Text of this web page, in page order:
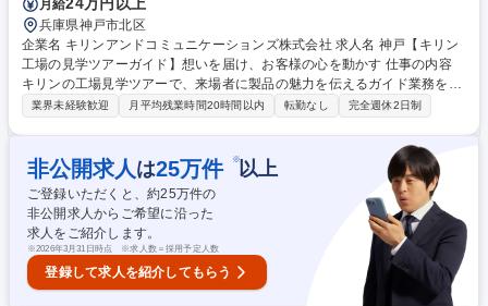
を届け、お客様の心を動かす
月給
兵庫県神戸市北区
企業名 キリンアンドコミュニケーションズ株式会社 求人名 神戸【キリン
工場の見学ツアーガイド】想いを届け、お客様の心を動かす 仕事の内容
キリンの工場見学ツアーで、来場者に製品の魅力を伝えるガイド業務をお
任せします。ツアーは約80分。製品の素材や製造工程、企業のこだわり
なく、自分の言葉で伝える「対話型」スタイルが特徴で、来場者とのコミ
ュニケーションを通じて記憶に残る体験を提供します。 ★客層(家族連れ/
学生/ご年配の方など)や天候に応じて内容を柔軟に調整★「楽しかった」
「また来たい」といった声が直接届く、やりがいのある仕事です◎伝える
力・接客力を磨きながら、キリンブランドの魅力を広める“企業の顔”とし
て活躍できます◎ 募集職種 神戸【キリン工場の見学ツアーガイド】想い
を届け、お客様の心を動かす
業界未経験歓迎 月平均残業時間20時間以内 転勤なし 完全週休2日制
非公開求人 は25万件 ※以上
ご登録いただくと、約25万件の
非公開求人からご希望に沿った
求人をご紹介します。
※2026年3月31日時点 ※求人数＝採用予定人数
登録して求人を紹介してもらう